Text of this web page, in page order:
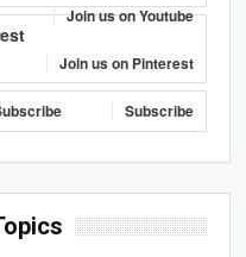
Join us on Youtube
Join us on Pinterest
Subscribe